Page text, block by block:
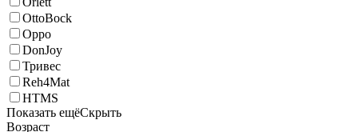
OttoBock
Oppo
DonJoy
Тривес
Reh4Mat
HTMS
Показать ещёСкрыть
Возраст